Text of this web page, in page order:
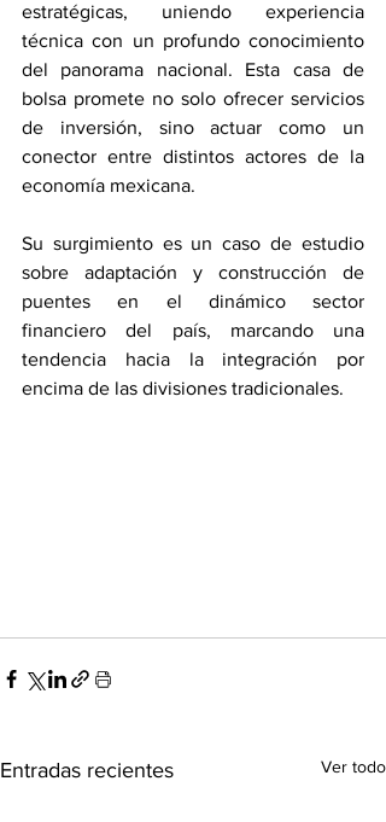
estratégicas, uniendo experiencia
técnica con un profundo conocimiento
del panorama nacional. Esta casa de
bolsa promete no solo ofrecer servicios
de inversión, sino actuar como un
conector entre distintos actores de la
economía mexicana.
Su surgimiento es un caso de estudio
sobre adaptación y construcción de
puentes en el dinámico sector
financiero del país, marcando una
tendencia hacia la integración por
encima de las divisiones tradicionales.
Entradas recientes Ver todo